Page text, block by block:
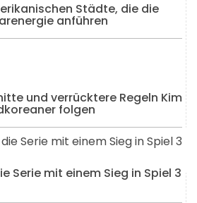
Städte, die die
anführen
und verrücktere Regeln Kim
folgen
Serie mit einem Sieg in Spiel 3